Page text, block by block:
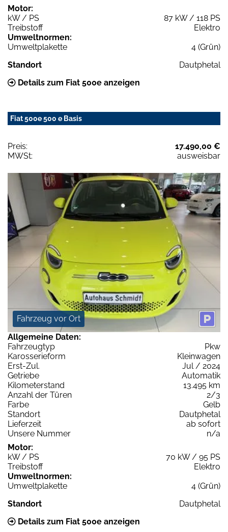
Motor:
kW / PS
87 kW / 118 PS
Treibstoff
Elektro
Umweltnormen:
Umweltplakette
4 (Grün)
Standort
Dautphetal
Details zum Fiat 500e anzeigen
Fiat 500e 500 e Basis
Preis:
17.490,00 €
MWSt:
ausweisbar
Fahrzeug vor Ort
Allgemeine Daten:
Fahrzeugtyp
Pkw
Karosserieform
Kleinwagen
Erst-Zul.
Jul / 2024
Getriebe
Automatik
Kilometerstand
13.495 km
Anzahl der Türen
2/3
Farbe
Gelb
Standort
Dautphetal
Lieferzeit
ab sofort
Unsere Nummer
n/a
Motor:
kW / PS
70 kW / 95 PS
Treibstoff
Elektro
Umweltnormen:
Umweltplakette
4 (Grün)
Standort
Dautphetal
Details zum Fiat 500e anzeigen